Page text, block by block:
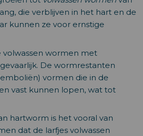
die verblijven in het hart en de
kunnen ze voor ernstige
volwassen wormen met
De wormrestanten
vormen die in de
vast kunnen lopen, wat tot
hartworm is het vooral van
dat de larfjes volwassen